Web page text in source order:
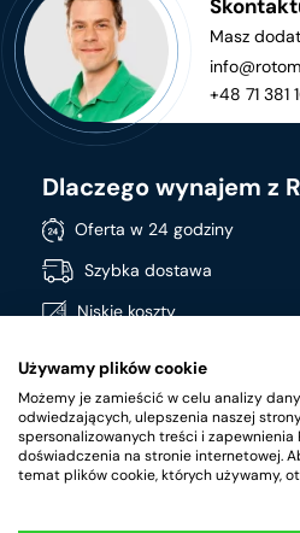
Masz
+48 71 381
Dlaczego wynajem z
Oferta w 24 godziny
Szybka dostawa
Niskie koszty
Szeroki asortyment
Produkty wysokiej jakości
Używamy plików cookie
Możemy je zamieścić w celu analizy
odwiedzających, ulepszenia naszej
spersonalizowanych treści i zapewnienia
doświadczenia na stronie internetowej.
temat plików cookie, których używamy,